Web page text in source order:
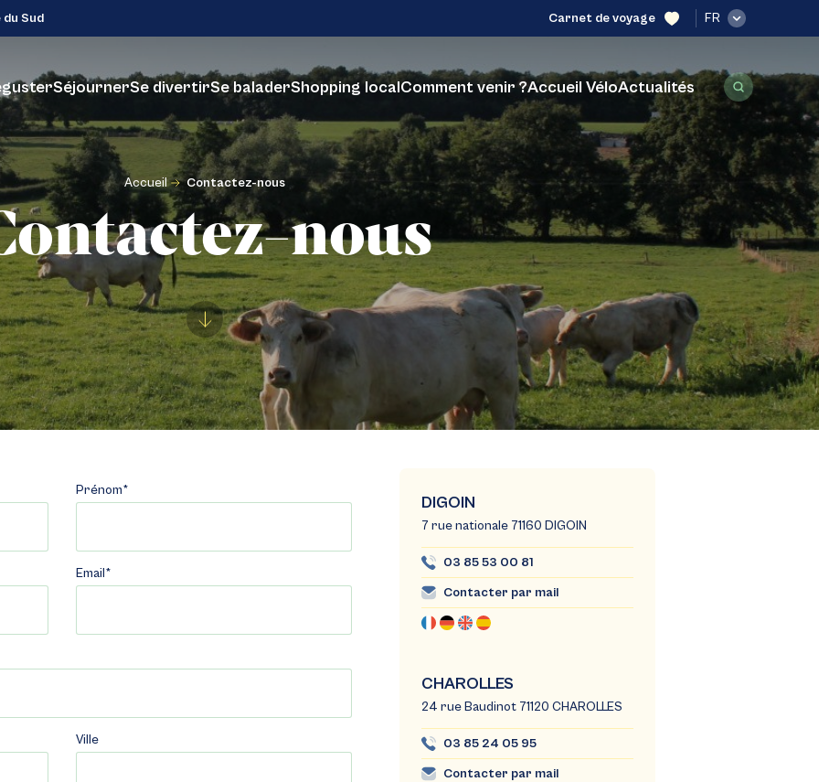
Sud Carnet de voyage FR
SéjournerSe divertirSe baladerShopping localComment venir ?Accueil VéloActualités
Accueil Contactez-nous
nous
Prénom*
Email*
Ville
DIGOIN
7 rue nationale 71160 DIGOIN
03 85 53 00 81
Contacter par mail
CHAROLLES
24 rue Baudinot 71120 CHAROLLES
03 85 24 05 95
Contacter par mail